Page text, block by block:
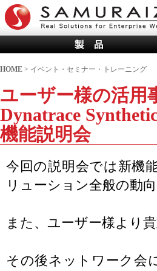
HOME > イベント・セミナー・トレーニング
ユーザー様の活用
Dynatrace
機能説明会
今回の説明会では新機
リューション全般の動
また、ユーザー様より
その後ネットワーク会